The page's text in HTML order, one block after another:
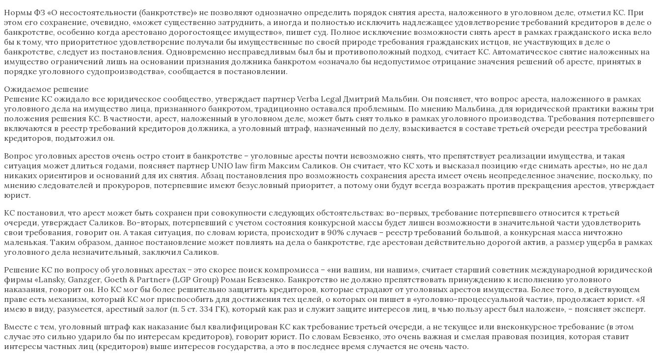
Нормы ФЗ «О несостоятельности (банкротстве)» не позволяют однозначно определить порядок снятия ареста, наложенного в уголовном деле, отметил КС. При
этом его сохранение, очевидно, «может существенно затруднить, а иногда и полностью исключить надлежащее удовлетворение требований кредиторов в деле о
банкротстве, особенно когда арестовано дорогостоящее имущество», пишет суд. Полное исключение возможности снять арест в рамках гражданского иска вело
бы к тому, что приоритетное удовлетворение получали бы имущественные по своей природе требования гражданских истцов, не участвующих в деле о
банкротстве, следует из постановления. Одновременно несправедливым был бы и противоположный подход, считает КС. Автоматическое снятие наложенных на
имущество ограничений лишь на основании признания должника банкротом «означало бы недопустимое отрицание значения решений об аресте, принятых в
порядке уголовного судопроизводства», сообщается в постановлении.
Ожидаемое решение
Решение КС ожидало все юридическое сообщество, утверждает партнер Verba Legal Дмитрий Мальбин. Он поясняет, что вопрос ареста, наложенного в рамках
уголовного дела на имущество лица, признанного банкротом, традиционно оставался проблемным. По мнению Мальбина, для юридической практики важны три
положения решения КС. В частности, арест, наложенный в уголовном деле, может быть снят только в рамках уголовного производства. Требования потерпевшего
включаются в реестр требований кредиторов должника, а уголовный штраф, назначенный по делу, взыскивается в составе третьей очереди реестра требований
кредиторов, подытожил он.
Вопрос уголовных арестов очень остро стоит в банкротстве – уголовные аресты почти невозможно снять, что препятствует реализации имущества, и такая
ситуация может длиться годами, поясняет партнер UNIO law firm Максим Саликов. Он считает, что КС хоть и высказал позицию «где снимать аресты», но не дал
никаких ориентиров и оснований для их снятия. Абзац постановления про возможность сохранения ареста имеет очень неопределенное значение, поскольку, по
мнению следователей и прокуроров, потерпевшие имеют безусловный приоритет, а потому они будут всегда возражать против прекращения арестов, утверждает
юрист.
КС постановил, что арест может быть сохранен при совокупности следующих обстоятельствах: во-первых, требование потерпевшего относится к третьей
очереди, утверждает Саликов. Во-вторых, потерпевший с учетом состояния конкурсной массы будет лишен возможности в значительной части удовлетворить
свои требования, говорит он. А такая ситуация, по словам юриста, происходит в 90% случаев – реестр требований большой, а конкурсная масса ничтожно
маленькая. Таким образом, данное постановление может повлиять на дела о банкротстве, где арестован действительно дорогой актив, а размер ущерба в рамках
уголовного дела незначительный, заключил Саликов.
Решение КС по вопросу об уголовных арестах – это скорее поиск компромисса – «ни вашим, ни нашим», считает старший советник международной юридической
фирмы «Lansky, Ganzger, Goeth & Partner» (LGP Group) Роман Бевзенко. Банкротство не должно препятствовать принуждению к исполнению уголовного
наказания, говорит он. Но КС мог бы более решительно защитить кредиторов, которые страдают от уголовных арестов имущества. Более того, в действующем
праве есть механизм, который КС мог приспособить для достижения тех целей, о которых он пишет в «уголовно-процессуальной части», продолжает юрист. «Я
имею в виду, разумеется, арестный залог (п. 5 ст. 334 ГК), который как раз и служит защите интересов лиц, в чью пользу арест был наложен», – поясняет эксперт.
Вместе с тем, уголовный штраф как наказание был квалифицирован КС как требование третьей очереди, а не текущее или внеконкурсное требование (в этом
случае это сильно ударило бы по интересам кредиторов), говорит юрист. По словам Бевзенко, это очень важная и смелая правовая позиция, которая ставит
интересы частных лиц (кредиторов) выше интересов государства, а это в последнее время случается не очень часто.